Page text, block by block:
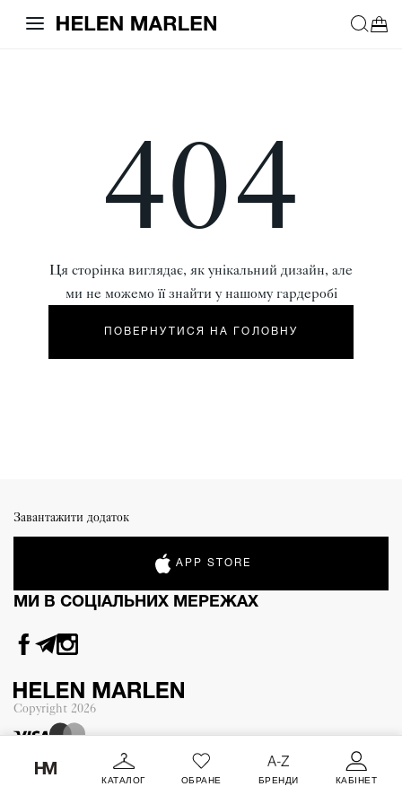
КАТАЛОГ ОБРАНЕ БРЕНДИ КАБІНЕТ
404
Ця сторінка виглядає, як унікальний дизайн, але
ми не можемо її знайти у нашому гардеробі
ПОВЕРНУТИСЯ НА ГОЛОВНУ
Завантажити додаток
APP STORE
МИ В СОЦІАЛЬНИХ МЕРЕЖАХ
Copyright 2026